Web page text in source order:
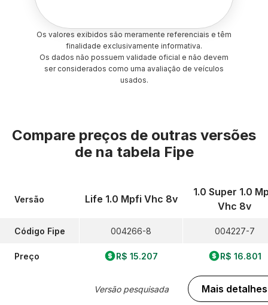
Os valores exibidos são meramente referenciais e têm
finalidade exclusivamente informativa.
Os dados não possuem validade oficial e não devem
ser considerados como uma avaliação de veículos
usados.
Compare preços de outras versões
de na tabela Fipe
Versão
Código Fipe
Preço
Life 1.0 Mpfi Vhc 8v
004266-8
R$ 15.207
Versão pesquisada
1.0 Super 1.0
Vhc 8v
004227-7
R$ 16.801
Mais detalhes